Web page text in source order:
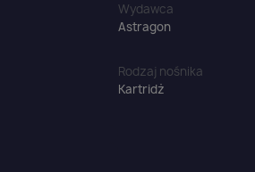
Wydawca
Astragon
Rodzaj nośnika
Kartridż